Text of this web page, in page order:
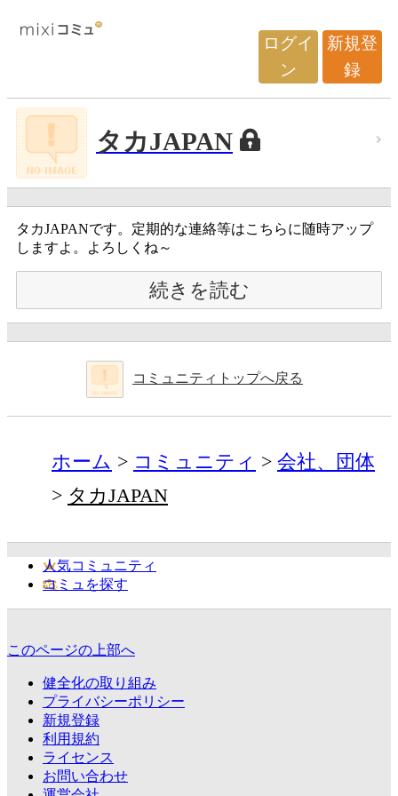
ログイ
ン
新規登
録
タカJAPAN
タカJAPANです。定期的な連絡等はこちらに随時アップ
しますよ。よろしくね～
続きを読む
コミュニティトップへ戻る
ホーム コミュニティ
会社、団体
タカJAPAN
人気コミュニティ
コミュを探す
このページの上部へ
健全化の取り組み
プライバシーポリシー
新規登録
利用規約
ライセンス
お問い合わせ